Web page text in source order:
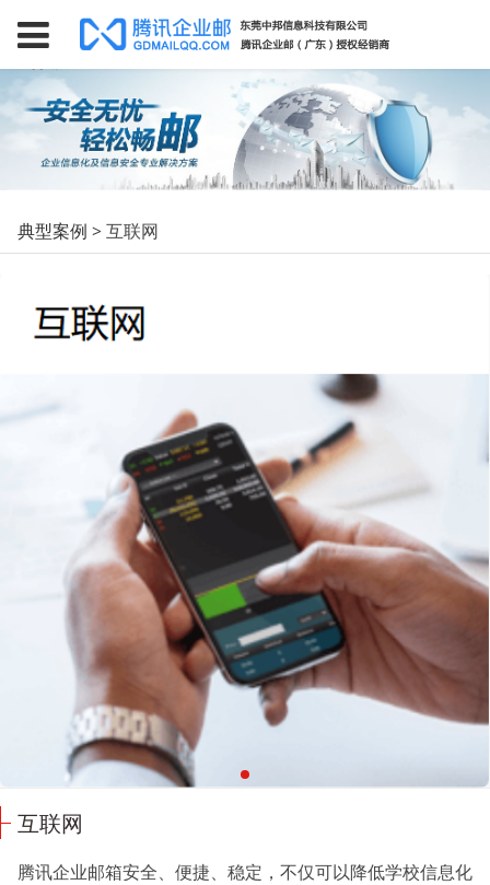
互联网
典型案例 >互联网
互联网
腾讯企业邮箱安全、便捷、稳定，不仅可以降低学校信息化